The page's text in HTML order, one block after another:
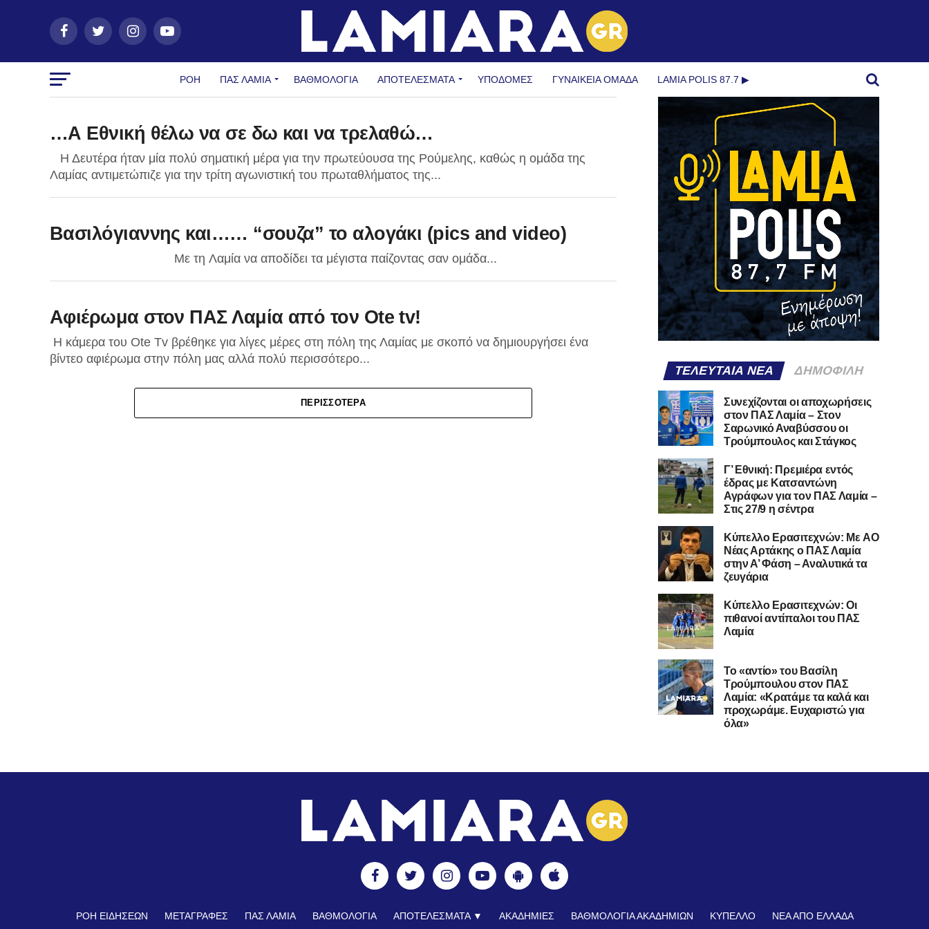
ΡΟΗ ΠΑΣ ΛΑΜΊΑ ΒΑΘΜΟΛΟΓΙΑ ΑΠΟΤΕΛΕΣΜΑΤΑ ΥΠΟΔΟΜΈΣ ΓΥΝΑΙΚΕΊΑ ΟΜΆΔΑ LAMIA POLIS 87.7 ▶︎
…Α Εθνική θέλω να σε δω και να τρελαθώ…
Η Δευτέρα ήταν μία πολύ σηματική μέρα για την πρωτεύουσα της Ρούμελης, καθώς η ομάδα της
Λαμίας αντιμετώπιζε για την τρίτη αγωνιστική του πρωταθλήματος της...
Βασιλόγιαννης και…… “σουζα” το αλογάκι (pics and video)
Με τη Λαμία να απoδίδει τα μέγιστα παίζοντας σαν ομάδα...
Αφιέρωμα στον ΠΑΣ Λαμία από τον Οte tv!
Η κάμερα του Οte Tv βρέθηκε για λίγες μέρες στη πόλη της Λαμίας με σκοπό να δημιουργήσει ένα
βίντεο αφιέρωμα στην πόλη μας αλλά πολύ περισσότερο...
ΠΕΡΙΣΣΌΤΕΡΑ
ΤΕΛΕΥΤΑΊΑ ΝΈΑ ΔΗΜΟΦΙΛΉ
Συνεχίζονται οι αποχωρήσεις
στον ΠΑΣ Λαμία – Στον
Σαρωνικό Αναβύσσου οι
Τρούμπουλος και Στάγκος
Γ’ Εθνική: Πρεμιέρα εντός
έδρας με Κατσαντώνη
Αγράφων για τον ΠΑΣ Λαμία –
Στις 27/9 η σέντρα
Kύπελλο Ερασιτεχνών: Με AO
Nέας Αρτάκης ο ΠΑΣ Λαμία
στην Α’ Φάση – Αναλυτικά τα
ζευγάρια
Κύπελλο Ερασιτεχνών: Οι
πιθανοί αντίπαλοι του ΠΑΣ
Λαμία
Το «αντίο» του Βασίλη
Τρούμπουλου στον ΠΑΣ
Λαμία: «Κρατάμε τα καλά και
προχωράμε. Ευχαριστώ για
όλα»
ΡΟΗ ΕΙΔΗΣΕΩΝ ΜΕΤΑΓΡΑΦΕΣ ΠΑΣ ΛΑΜΙΑ ΒΑΘΜΟΛΟΓΙΑ ΑΠΟΤΕΛΕΣΜΑΤΑ ▼ ΑΚΑΔΗΜΙΕΣ ΒΑΘΜΟΛΟΓΙΑ ΑΚΑΔΗΜΙΩΝ ΚΥΠΕΛΛΟ
ΝΕΑ ΑΠΟ ΕΛΛΑΔΑ